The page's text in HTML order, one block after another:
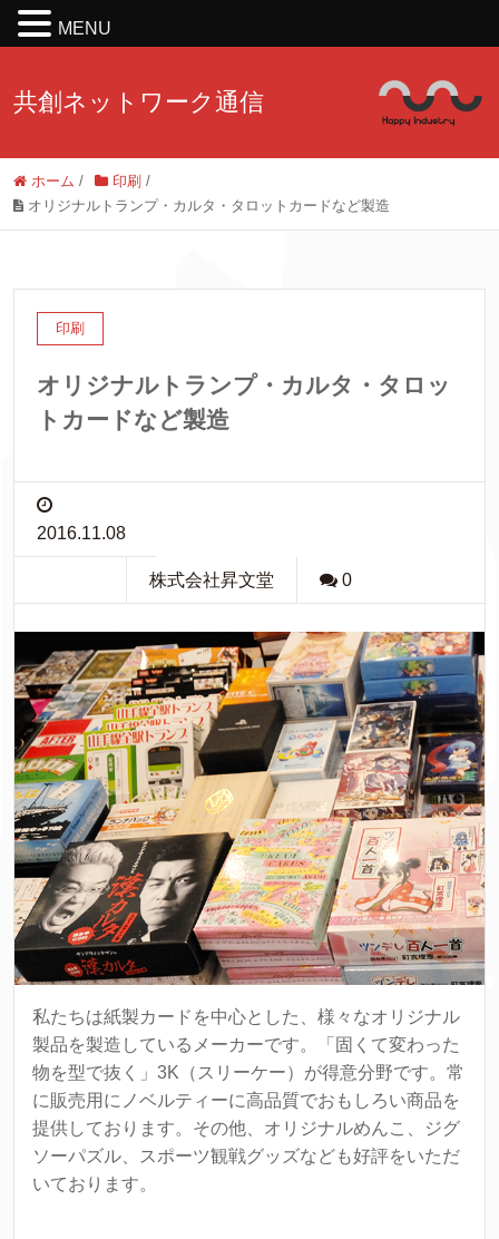
共創ネットワーク通信
ホーム / 印刷 /
オリジナルトランプ・カルタ・タロットカードなど製造
印刷
オリジナルトランプ・カルタ・タロッ
トカードなど製造
2016.11.08
株式会社昇文堂 0
私たちは紙製カードを中心とした、様々なオリジナル
製品を製造しているメーカーです。「固くて変わった
物を型で抜く」3K（スリーケー）が得意分野です。常
に販売用にノベルティーに高品質でおもしろい商品を
提供しております。その他、オリジナルめんこ、ジグ
ソーパズル、スポーツ観戦グッズなども好評をいただ
いております。
MENU